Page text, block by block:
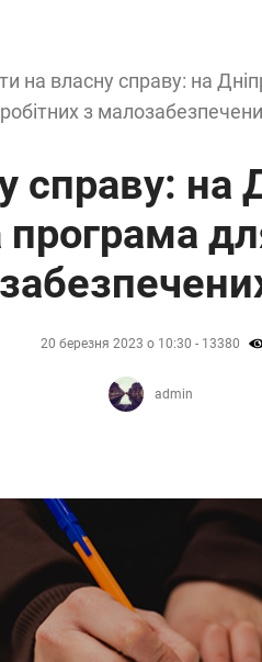
на власну справу: на
з
справу: на
20 березня 2023 о 10:30 - 13380
admin